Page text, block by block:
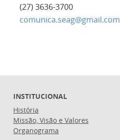
(27) 3636-3700
comunica.seag@gmail.com
INSTITUCIONAL
História
Missão, Visão e Valores
Organograma